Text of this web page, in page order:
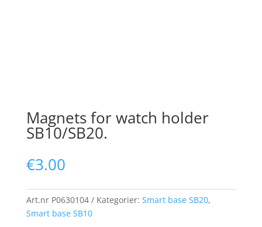
Magnets for watch holder
SB10/SB20.
€3.00
Art.nr P0630104 Kategorier: Smart base SB20,
Smart base SB10